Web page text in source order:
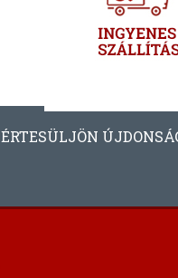
ÉRTESÜLJÖN